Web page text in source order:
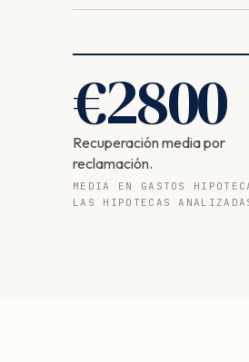
€2800
Recuperación media por
reclamación.
MEDIA EN GASTOS
LAS HIPOTECAS